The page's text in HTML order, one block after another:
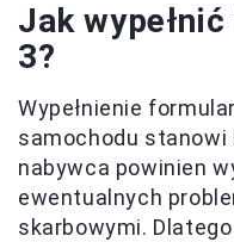
Jak
3?
Wypełnienie
samochodu stanowi
nabywca powinien
ewentualnych
skarbowymi. Dlatego